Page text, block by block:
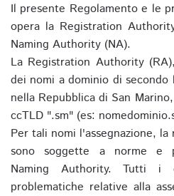
Il presente Regolamento e le
opera la Registration
Naming Authority (NA).
La Registration Authority
dei nomi a dominio di
nella Repubblica di San
ccTLD ".sm" (es:
Per tali nomi l'assegnazione,
sono soggette a norme e
Naming Authority. Tutti i
problematiche relative alla